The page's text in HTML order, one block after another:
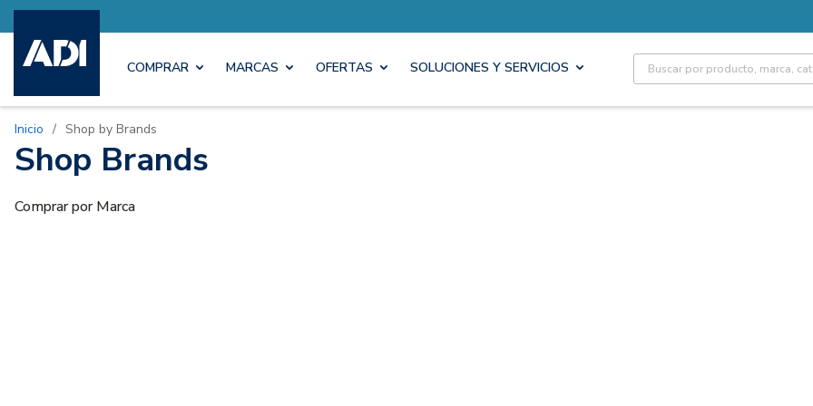
COMPRAR MARCAS OFERTAS SOLUCIONES Y SERVICIOS Site Search
Inicio / Shop by Brands
Shop Brands
Comprar por Marca